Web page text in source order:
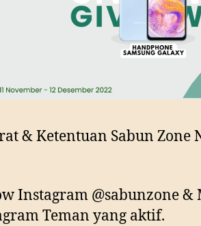
& Ketentuan Sabun Zone
Instagram @sabunzone &
Teman yang aktif.